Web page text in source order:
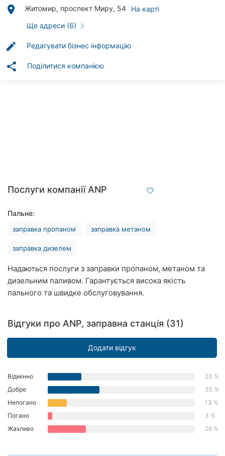
клініки
Ресторани
Всі
Тернопіль
Хмельницький
Рівне
Кропивницький
Харків
Львів
Ріг
place Житомир, проспект Миру, 54
На карті
Ще адреси (6)
edit Редагувати бізнес інформацію
share Поділитися компанією
Послуги компанії ANP
Пальне:
заправка пропаном заправка метаном
заправка дизелем
Надаються послуги з заправки пропаном, метаном та
дизельним паливом. Гарантується висока якість
пального та швидке обслуговування.
Відгуки про ANP, заправна станція (31)
Додати відгук
Відмінно
23 %
Добре
35 %
Непогано
13 %
Погано
3 %
Жахливо
26 %